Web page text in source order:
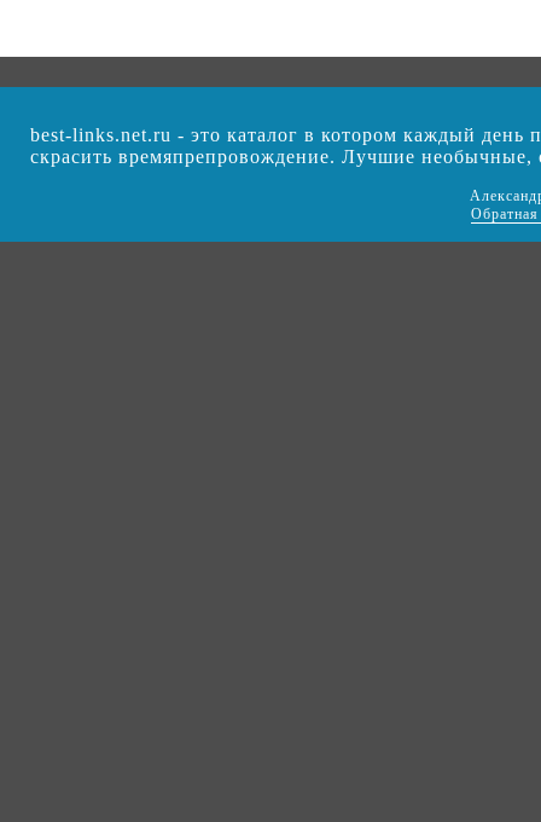
best-links.net.ru - это каталог в котором каждый день
скрасить времяпрепровождение. Лучшие
Обратная